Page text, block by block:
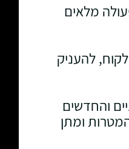
מלאים
להעניק
והחדשים
ומתן